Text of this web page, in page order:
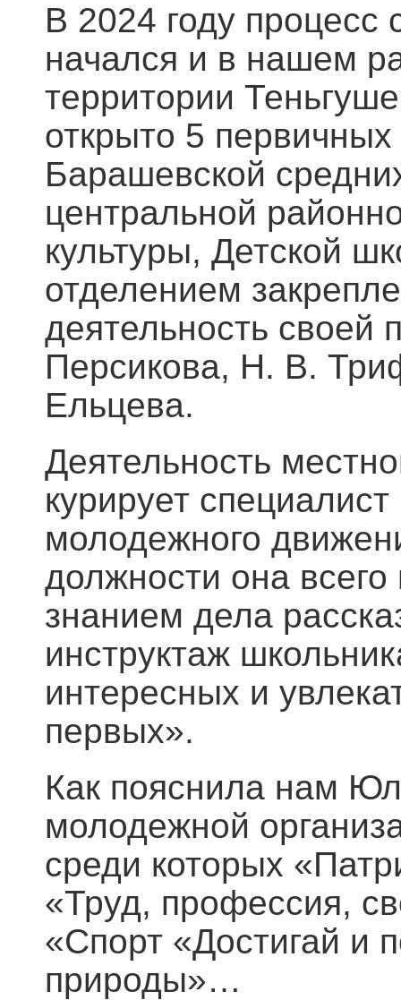
В 2024 году
начался и в нашем
территории
открыто 5
Барашевской
центральной
культуры, Детской
отделением
деятельность своей
Персикова, Н. В.
Ельцева.
Деятельность
курирует
молодежного
должности она
знанием дела
инструктаж
интересных и
первых».
Как пояснила нам
молодежной
среди которых
«Труд, профессия,
«Спорт «Достигай и
природы»…